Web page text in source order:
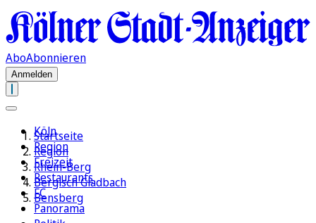
AboAbonnieren
Anmelden
Köln
Region
Freizeit
Restaurants
FC
Panorama
Startseite
Region
Rhein-Berg
Bergisch Gladbach
Bensberg